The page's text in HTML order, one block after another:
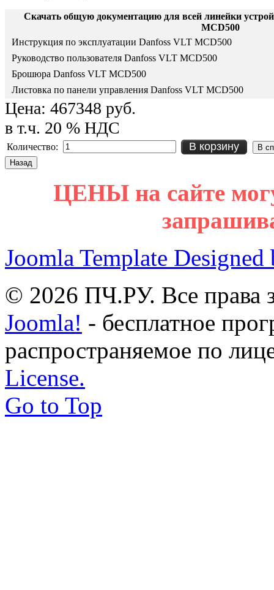
Скачать общую документацию для всей линейки
MCD500
Инструкция по эксплуатации Danfoss VLT MCD500
Руководство пользователя Danfoss VLT MCD500
Брошюра Danfoss VLT MCD500
Листовка по панели управления Danfoss VLT MCD500
Цена: 467348 руб.
в т.ч. 20 % НДС
Количество: В корзину
ЦЕНЫ на сайте
Joomla Template Designed
© 2026 ПЧ.РУ. Все права
Joomla! - бесплатное
распространяемое по
License.
Go to Top